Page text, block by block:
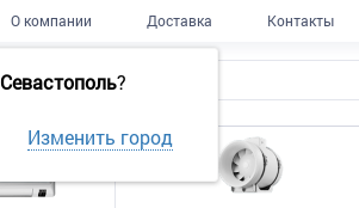
Севастополь?
Изменить город
О компании Доставка Контакты